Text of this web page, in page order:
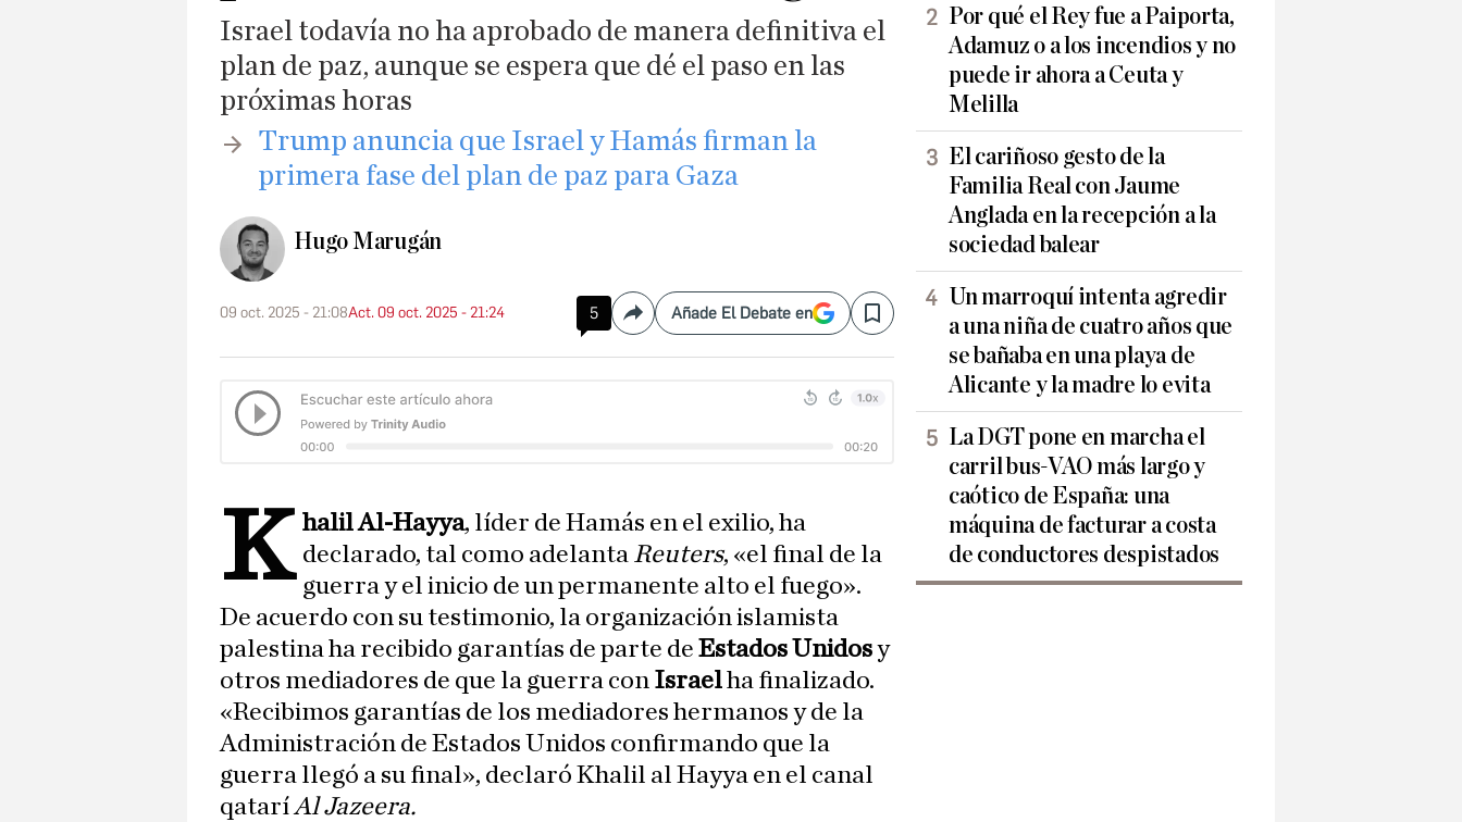
Israel todavía no ha aprobado de manera definitiva el
plan de paz, aunque se espera que dé el paso en las
próximas horas
​Trump anuncia que Israel y Hamás firman la
primera fase del plan de paz para Gaza
Hugo Marugán
09 oct. 2025 - 21:08Act. 09 oct. 2025 - 21:24 5 CompartirAñade El Debate en Save
K halil Al-Hayya, líder de Hamás en el exilio, ha
declarado, tal como adelanta Reuters, «el final de la
guerra y el inicio de un permanente alto el fuego».
De acuerdo con su testimonio, la organización islamista
palestina ha recibido garantías de parte de Estados Unidosy
otros mediadores de que la guerra con Israelha finalizado.
«Recibimos garantías de los mediadores hermanos y de la
Administración de Estados Unidos confirmando que la
guerra llegó a su final», declaró Khalil al Hayya en el canal
qataríAl Jazeera.
Por qué el Rey fue a Paiporta,
Adamuz o a los incendios y no
puede ir ahora a Ceuta y
Melilla
El cariñoso gesto de la
Familia Real con Jaume
Anglada en la recepción a la
sociedad balear
Un marroquí intenta agredir
a una niña de cuatro años que
se bañaba en una playa de
Alicante y la madre lo evita
La DGT pone en marcha el
carril bus-VAO más largo y
caótico de España: una
máquina de facturar a costa
de conductores despistados